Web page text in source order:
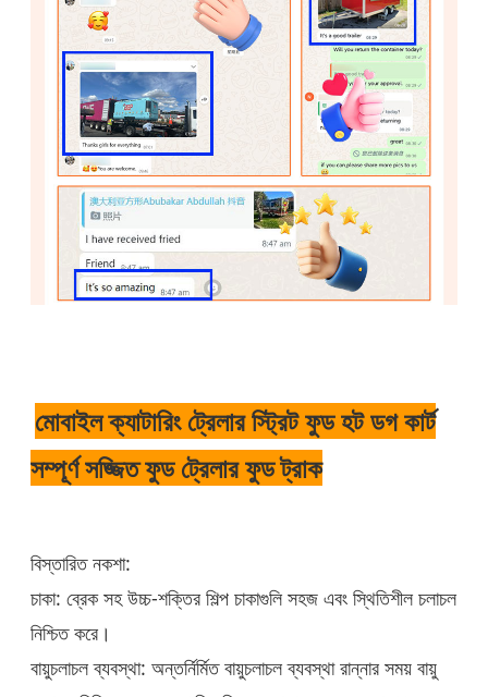
মোবাইল ক্যাটারিং ট্রেলার স্ট্রিট ফুড হট ডগ কার্ট
সম্পূর্ণ সজ্জিত ফুড ট্রেলার ফুড ট্রাক
বিস্তারিত নকশা:
চাকা: ব্রেক সহ উচ্চ-শক্তির শিল্প চাকাগুলি সহজ এবং স্থিতিশীল চলাচল
নিশ্চিত করে।
বায়ুচলাচল ব্যবস্থা: অন্তর্নির্মিত বায়ুচলাচল ব্যবস্থা রান্নার সময় বায়ু